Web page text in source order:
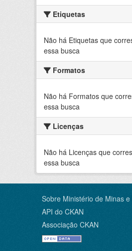
Etiquetas
Não há Etiquetas que
essa busca
Formatos
Não há Formatos que
essa busca
Licenças
Não há Licenças que
essa busca
Sobre Ministério de Minas
API do CKAN
Associação CKAN